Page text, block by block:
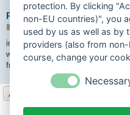
Re: Hercules H1 Lackpflege
18.07.2024 20:59
in die autoselbstwasch fahren
waschen wachsen glanztrockenen
frühjahr und herbst
Antworten
3
protection. By clicking
non-EU countries)", you
used by us as well as by
providers (also from
course, change your